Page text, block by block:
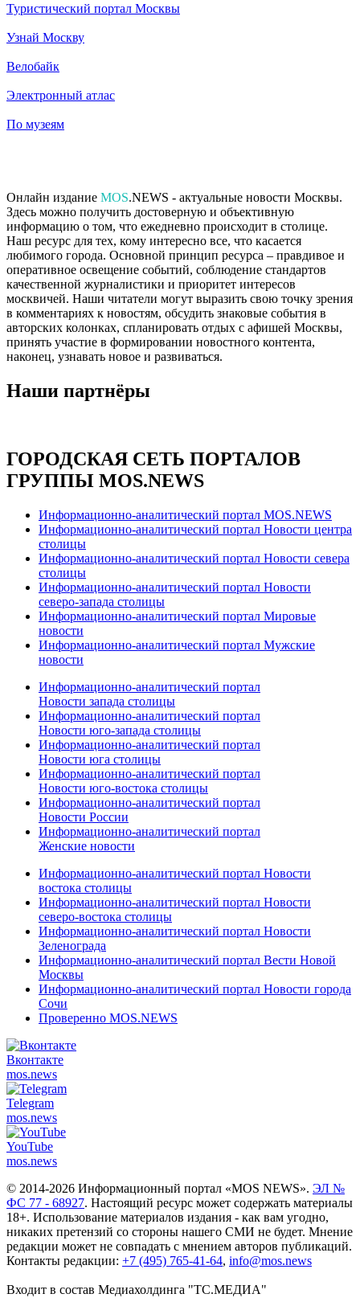
Туристический портал Москвы
Узнай Москву
Велобайк
Электронный атлас
По музеям
Онлайн издание MOS.NEWS - актуальные новости Москвы.
Здесь можно получить достоверную и объективную
информацию о том, что ежедневно происходит в столице.
Наш ресурс для тех, кому интересно все, что касается
любимого города. Основной принцип ресурса – правдивое и
оперативное освещение событий, соблюдение стандартов
качественной журналистики и приоритет интересов
москвичей. Наши читатели могут выразить свою точку зрения
в комментариях к новостям, обсудить знаковые события в
авторских колонках, спланировать отдых с афишей Москвы,
принять участие в формировании новостного контента,
наконец, узнавать новое и развиваться.
Наши партнёры
ГОРОДСКАЯ СЕТЬ ПОРТАЛОВ
ГРУППЫ MOS.NEWS
Информационно-аналитический портал MOS.NEWS
Информационно-аналитический портал Новости центра
столицы
Информационно-аналитический портал Новости севера
столицы
Информационно-аналитический портал Новости
северо-запада столицы
Информационно-аналитический портал Мировые
новости
Информационно-аналитический портал Мужские
новости
Информационно-аналитический портал
Новости запада столицы
Информационно-аналитический портал
Новости юго-запада столицы
Информационно-аналитический портал
Новости юга столицы
Информационно-аналитический портал
Новости юго-востока столицы
Информационно-аналитический портал
Новости России
Информационно-аналитический портал
Женские новости
Информационно-аналитический портал Новости
востока столицы
Информационно-аналитический портал Новости
северо-востока столицы
Информационно-аналитический портал Новости
Зеленограда
Информационно-аналитический портал Вести Новой
Москвы
Информационно-аналитический портал Новости города
Сочи
Проверенно MOS.NEWS
Вконтакте
mos.news
Telegram
mos.news
YouTube
mos.news
© 2014-2026 Информационный портал «MOS NEWS». ЭЛ №
ФС 77 - 68927. Настоящий ресурс может содержать материалы
18+. Использование материалов издания - как вам угодно,
никаких претензий со стороны нашего СМИ не будет. Мнение
редакции может не совпадать с мнением авторов публикаций.
Контакты редакции: +7 (495) 765-41-64, info@mos.news
Входит в состав Медиахолдинга "ТС.МЕДИА"